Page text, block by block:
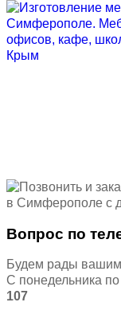
Вопрос по
Будем рады
С понедельника
107